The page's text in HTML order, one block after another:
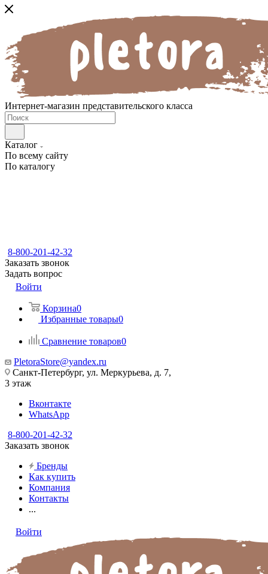
Интернет-магазин представительского класса
Каталог
По всему сайту
По каталогу
8-800-201-42-32
Заказать звонок
Задать вопрос
Войти
Корзина0
Избранные товары0
Сравнение товаров0
PletoraStore@yandex.ru
Санкт-Петербург, ул. Меркурьева, д. 7,
3 этаж
Вконтакте
WhatsApp
8-800-201-42-32
Заказать звонок
Бренды
Как купить
Компания
Контакты
...
Войти